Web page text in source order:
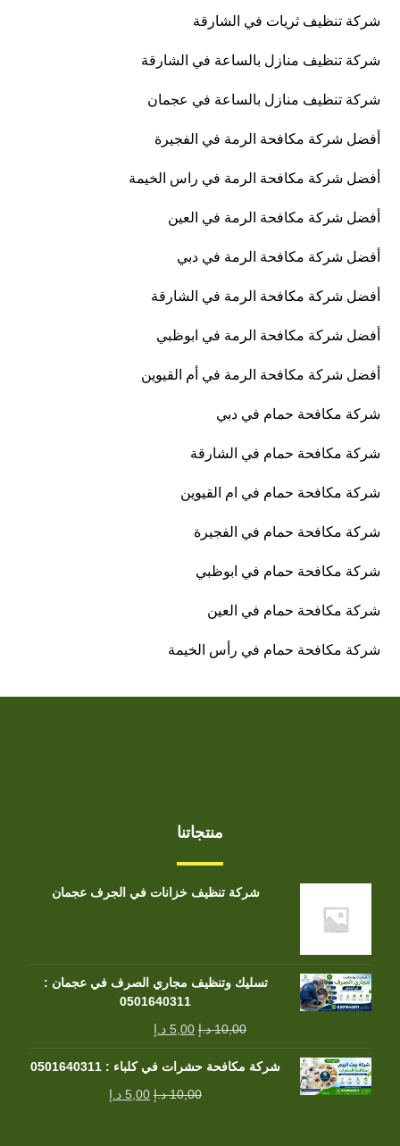
شركة تنظيف ثريات في الشارقة
شركة تنظيف منازل بالساعة في الشارقة
شركة تنظيف منازل بالساعة في عجمان
أفضل شركة مكافحة الرمة في الفجيرة
أفضل شركة مكافحة الرمة في راس الخيمة
أفضل شركة مكافحة الرمة في العين
أفضل شركة مكافحة الرمة في دبي
أفضل شركة مكافحة الرمة في الشارقة
أفضل شركة مكافحة الرمة في ابوظبي
أفضل شركة مكافحة الرمة في أم القيوين
شركة مكافحة حمام في دبي
شركة مكافحة حمام في الشارقة
شركة مكافحة حمام في ام القيوين
شركة مكافحة حمام في الفجيرة
شركة مكافحة حمام في ابوظبي
شركة مكافحة حمام في العين
شركة مكافحة حمام في رأس الخيمة
منتجاتنا
شركة تنظيف خزانات في الجرف عجمان
تسليك وتنظيف مجاري الصرف في عجمان :
0501640311
10,00 د.إ 5,00 د.إ
شركة مكافحة حشرات في كلباء : 0501640311
10,00 د.إ 5,00 د.إ